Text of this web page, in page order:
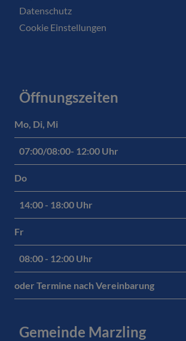
Datenschutz
Cookie Einstellungen
Öffnungszeiten
Mo, Di, Mi
07:00/08:00- 12:00 Uhr
Do
14:00 - 18:00 Uhr
Fr
08:00 - 12:00 Uhr
oder Termine nach Vereinbarung
Gemeinde Marzling